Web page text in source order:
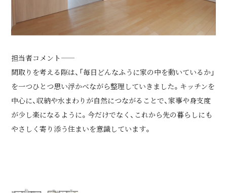
担当者コメント――
間取りを考える際は、「毎日どんなふうに家の中を動いているか」
を一つひとつ思い浮かべながら整理していきました。キッチンを
中心に、収納や水まわりが自然につながることで、家事や身支度
が少し楽になるように。今だけでなく、これから先の暮らしにも
やさしく寄り添う住まいを意識しています。